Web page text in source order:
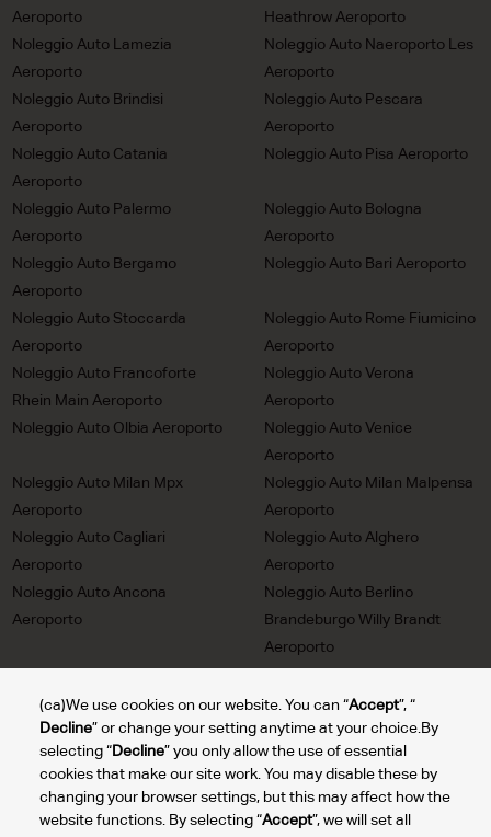
(ca)We use cookies on our website. You can “Accept”, “
Decline” or change your setting anytime at your choice.By
selecting “ Decline” you only allow the use of essential
cookies that make our site work. You may disable these by
changing your browser settings, but this may affect how the
website functions. By selecting “Accept”, we will set all
Aeroporto
Heathrow Aeroporto
Noleggio Auto Lamezia
Aeroporto
Noleggio Auto Naeroporto Les
Aeroporto
Noleggio Auto Brindisi
Aeroporto
Noleggio Auto Pescara
Aeroporto
Noleggio Auto Catania
Aeroporto
Noleggio Auto Pisa Aeroporto
Noleggio Auto Palermo
Aeroporto
Noleggio Auto Bologna
Aeroporto
Noleggio Auto Bergamo
Aeroporto
Noleggio Auto Bari Aeroporto
Noleggio Auto Stoccarda
Aeroporto
Noleggio Auto Rome Fiumicino
Aeroporto
Noleggio Auto Francoforte
Rhein Main Aeroporto
Noleggio Auto Verona
Aeroporto
Noleggio Auto Olbia Aeroporto
Noleggio Auto Venice
Aeroporto
Noleggio Auto Milan Mpx
Aeroporto
Noleggio Auto Milan Malpensa
Aeroporto
Noleggio Auto Cagliari
Aeroporto
Noleggio Auto Alghero
Aeroporto
Noleggio Auto Ancona
Aeroporto
Noleggio Auto Berlino
Brandeburgo Willy Brandt
Aeroporto
Aeroporto
Aeroporto
Noleggio Auto Turin Aeroporto
Noleggio Auto Lione Saint
Exupery Aeroporto
Aeroporto
Noleggio Auto Reggio Calabria
Aeroporto